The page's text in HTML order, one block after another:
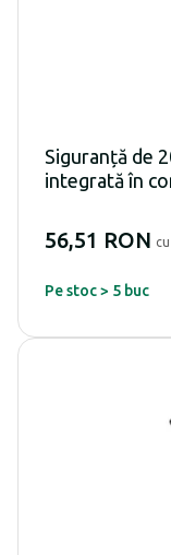
Siguranță de
integrată în
56,51 RON
Pe stoc > 5 buc